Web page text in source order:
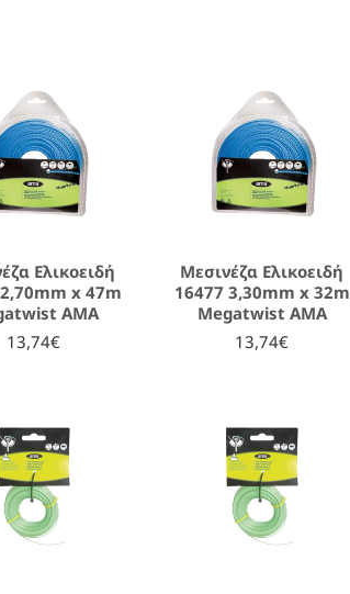
Ελικοειδή
x 47m
AMA
13,74€
Μεσινέζα Ελικοειδή
16477 3,30mm x 32m
Megatwist AMA
13,74€